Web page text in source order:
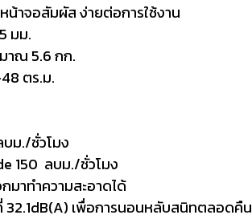
น้าจอสัมผัส ง่ายต่อการใช้งาน
มม.
าณ 5.6 กก.
ตร.ม.
ม./ชั่วโมง
150 ลบม./ชั่วโมง
าทำความสะอาดได้
32.1dB(A) เพื่อการนอนหลับสนิทตลอดคืน